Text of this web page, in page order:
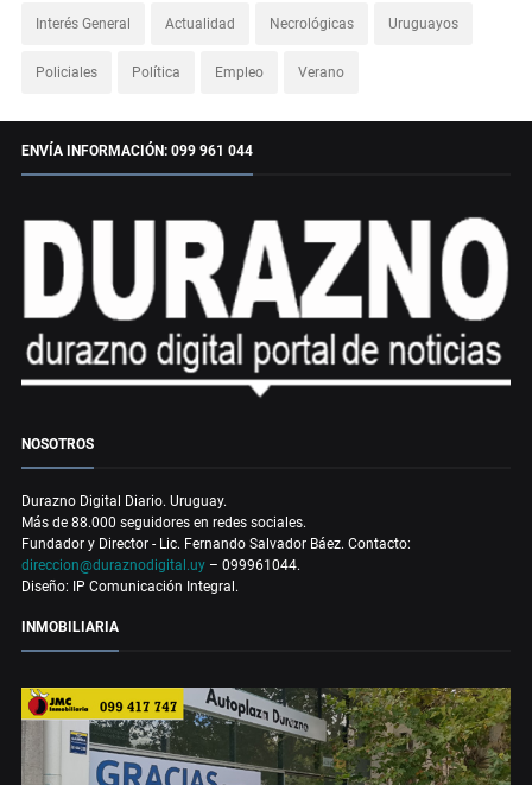
Interés General Actualidad Necrológicas Uruguayos
Policiales Política Empleo Verano
ENVÍA INFORMACIÓN: 099 961 044
NOSOTROS
Durazno Digital Diario. Uruguay.
Más de 88.000 seguidores en redes sociales.
Fundador y Director - Lic. Fernando Salvador Báez. Contacto:
direccion@duraznodigital.uy – 099961044.
Diseño: IP Comunicación Integral.
INMOBILIARIA